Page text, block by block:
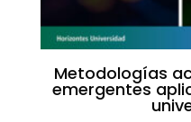
Metodologías
emergentes